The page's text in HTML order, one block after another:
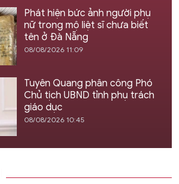
Phát hiện bức ảnh người phụ
nữ trong mộ liệt sĩ chưa biết
tên ở Đà Nẵng
08/08/2026 11:09
Tuyên Quang phân công Phó
Chủ tịch UBND tỉnh phụ trách
giáo dục
08/08/2026 10:45